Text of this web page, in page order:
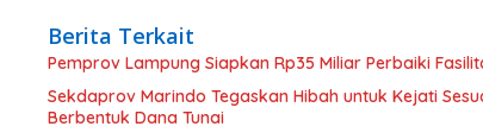
Berita Terkait
Pemprov Lampung Siapkan Rp35 Miliar Perbaiki
Sekdaprov Marindo Tegaskan Hibah untuk Kejati
Berbentuk Dana Tunai